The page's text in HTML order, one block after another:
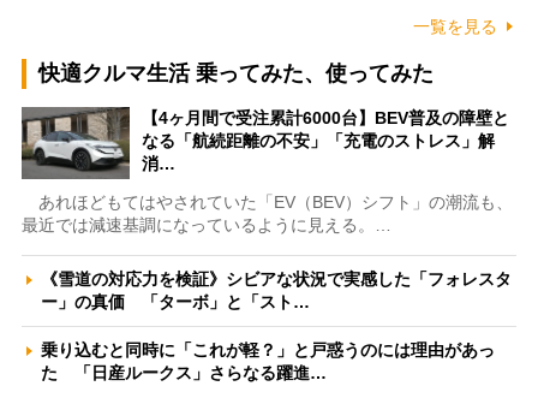
一覧を見る
快適クルマ生活 乗ってみた、使ってみた
【4ヶ月間で受注累計6000台】BEV普及の障壁と
なる「航続距離の不安」「充電のストレス」解
消…
あれほどもてはやされていた「EV（BEV）シフト」の潮流も、
最近では減速基調になっているように見える。…
《雪道の対応力を検証》シビアな状況で実感した「フォレスタ
ー」の真価 「ターボ」と「スト…
乗り込むと同時に「これが軽？」と戸惑うのには理由があっ
た 「日産ルークス」さらなる躍進…